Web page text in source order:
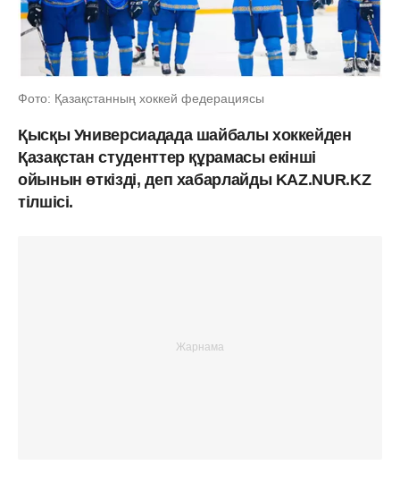
Фото: Қазақстанның хоккей федерациясы
Қысқы Универсиадада шайбалы хоккейден
Қазақстан студенттер құрамасы екінші
ойынын өткізді, деп хабарлайды KAZ.NUR.KZ
тілшісі.